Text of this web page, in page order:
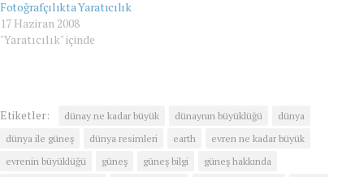
Fotoğrafçılıkta Yaratıcılık
17 Haziran 2008
"Yaratıcılık" içinde
Etiketler: dünay ne kadar büyük dünaynın büyüklüğü
dünya
dünya ile güneş
dünya resimleri earth
evren ne kadar büyük
evrenin büyüklüğü
güneş güneş bilgi
güneş hakkında